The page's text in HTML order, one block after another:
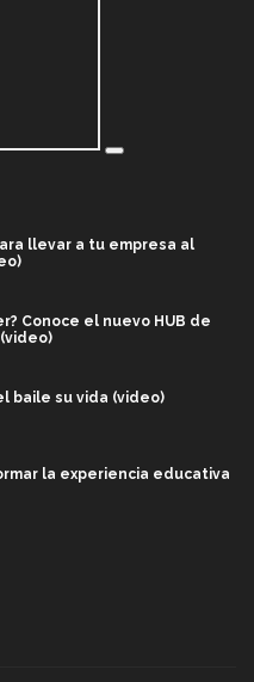
llevar a tu empresa al
Conoce el nuevo HUB de
baile su vida (video)
la experiencia educativa